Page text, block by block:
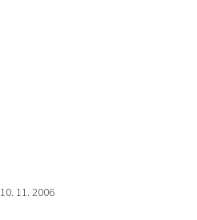
10. 11. 2006